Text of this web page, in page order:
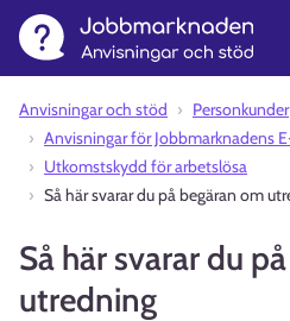
Anvisningar och stöd⁠
Personkunder
Anvisningar för Jobbmarknadens
Utkomstskydd för arbetslösa
Så här svarar du på begäran om
Så här svarar du
utredning